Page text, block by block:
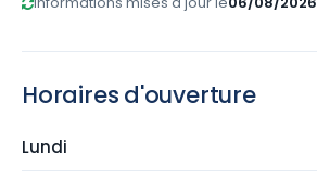
Horaires d'ouverture
Lundi